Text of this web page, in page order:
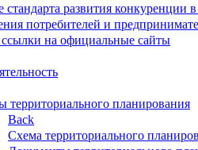
стандарта развития конкуренции
потребителей и
на официальные сайты
территориального планирования
Back
Схема территориального